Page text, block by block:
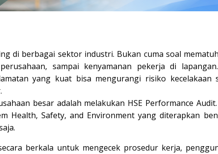
di berbagai sektor industri. Bukan cuma soal
sampai kenyamanan pekerja di
yang kuat bisa mengurangi risiko kecelakaan
besar adalah melakukan HSE Performance
Health, Safety, and Environment yang diterapkan
berkala untuk mengecek prosedur kerja,